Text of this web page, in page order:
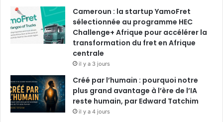
k
n
a
m
Cameroun : la startup YamoFret
sélectionnée au programme HEC
Challenge+ Afrique pour accélérer la
transformation du fret en Afrique
centrale
il y a 3 jours
Créé par l’humain : pourquoi notre
plus grand avantage à l’ère de l’IA
reste humain, par Edward Tatchim
il y a 4 jours